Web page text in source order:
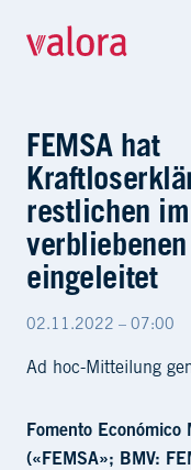
FEMSA hat
restlichen
eingeleitet
Ad hoc-Mitteilung
02.11.2022 – 07:00
Fomento Económico
(«FEMSA»; BMV: